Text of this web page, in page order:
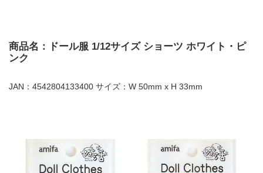
商品名：ドール服 1/12サイズ ショーツ ホワイト・ピ
ンク
JAN：4542804133400 サイズ：W 50mm x H 33mm